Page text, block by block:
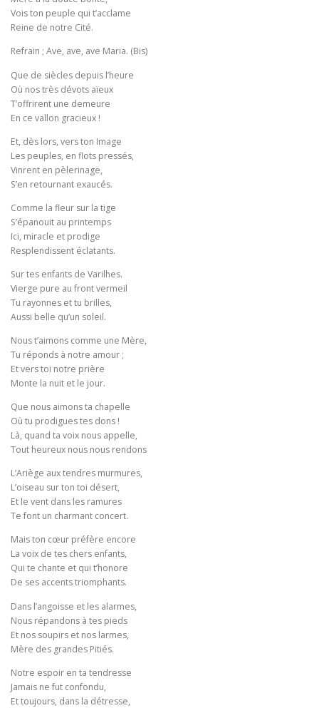
Vois ton peuple qui t’acclame
Reine de notre Cité.
Refrain ; Ave, ave, ave Maria. (Bis)
Que de siècles depuis l’heure
Où nos très dévots aïeux
T’offrirent une demeure
En ce vallon gracieux !
Et, dès lors, vers ton Image
Les peuples, en flots pressés,
Vinrent en pèlerinage,
S’en retournant exaucés.
Comme la fleur sur la tige
S’épanouit au printemps
Ici, miracle et prodige
Resplendissent éclatants.
Sur tes enfants de Varilhes.
Vierge pure au front vermeil
Tu rayonnes et tu brilles,
Aussi belle qu’un soleil.
Nous t’aimons comme une Mère,
Tu réponds à notre amour ;
Et vers toi notre prière
Monte la nuit et le jour.
Que nous aimons ta chapelle
Où tu prodigues tes dons !
Là, quand ta voix nous appelle,
Tout heureux nous nous rendons
L’Ariège aux tendres murmures,
L’oiseau sur ton toi désert,
Et le vent dans les ramures
Te font un charmant concert.
Mais ton cœur préfère encore
La voix de tes chers enfants,
Qui te chante et qui t’honore
De ses accents triomphants.
Dans l’angoisse et les alarmes,
Nous répandons à tes pieds
Et nos soupirs et nos larmes,
Mère des grandes Pitiés.
Notre espoir en ta tendresse
Jamais ne fut confondu,
Et toujours, dans la détresse,